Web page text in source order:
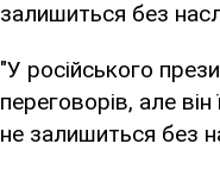
залишиться без
"У російського
переговорів, але
не залишиться без